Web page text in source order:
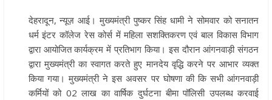
समय में पूर्ण हों: मुख्यमंत्री
खेल विजन, नई खेल नीति और लिगेसी
के अनुरूप आधुनिक खेल अवसंरचना
विकसित करने के निर्देश
देहरादून, न्यूज़ आई। मुख्यमंत्री पुष्कर सिंह धामी ने सोमवार को सनातन
धर्म इंटर कॉलेज रेस कोर्स में महिला सशक्तिकरण एवं बाल विकास विभाग
द्वारा आयोजित कार्यक्रम में प्रतिभाग किया। इस दौरान आंगनवाड़ी संगठन
द्वारा मुख्यमंत्री का स्वागत करते हुए मानदेय वृद्धि करने पर आभार व्यक्त
किया गया। मुख्यमंत्री ने इस अवसर पर घोषणा की कि सभी आंगनवाड़ी
कर्मियों को 02 लाख का वार्षिक दुर्घटना बीमा पॉलिसी उपलब्ध करवाई